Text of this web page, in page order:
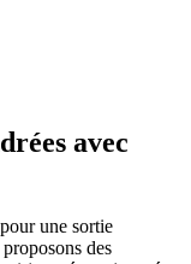
avec
une sortie
des